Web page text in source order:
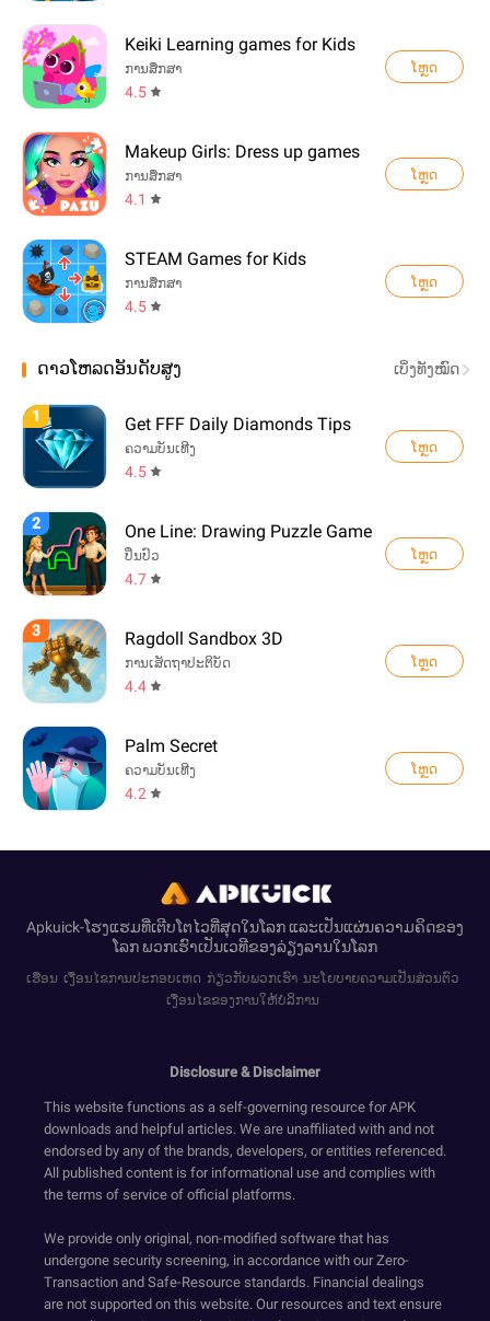
Keiki Learning games for Kids
ການສຶກສາ
4.5
ໂຫຼດ
Makeup Girls: Dress up games
ການສຶກສາ
4.1
ໂຫຼດ
STEAM Games for Kids
ການສຶກສາ
4.5
ໂຫຼດ
ດາວໂຫລດອັນດັບສູງ ເບິ່ງທັງໝົດ
1 Get FFF Daily Diamonds Tips
ຄວາມບັນເທີງ
4.5
ໂຫຼດ
2 One Line: Drawing Puzzle Game
ປິ່ນປົວ
4.7
ໂຫຼດ
3 Ragdoll Sandbox 3D
ການເສັດຖາປະຕິບັດ
4.4
ໂຫຼດ
Palm Secret
ຄວາມບັນເທີງ
4.2
ໂຫຼດ
Apkuick-ໂຮງແຮມທີ່ເຕີບໂຕໄວທີ່ສຸດໃນໂລກ ແລະເປັນແຜ່ນຄວາມຄິດຂອງ
ໂລກ ພວກເຮົາເປັນເວທີຂອງລ່ຽງລານໃນໂລກ
ເຮືອນ ເງື່ອນໄຂການປະກອບເຫດ ກ່ຽວກັບພວກເຮົາ ນະໂຍບາຍຄວາມເປັນສ່ວນຕົວ
ເງື່ອນໄຂຂອງການໃຫ້ບໍລິການ
Disclosure & Disclaimer
This website functions as a self-governing resource for APK
downloads and helpful articles. We are unaffiliated with and not
endorsed by any of the brands, developers, or entities referenced.
All published content is for informational use and complies with
the terms of service of official platforms.
We provide only original, non-modified software that has
undergone security screening, in accordance with our Zero-
Transaction and Safe-Resource standards. Financial dealings
are not supported on this website. Our resources and text ensure